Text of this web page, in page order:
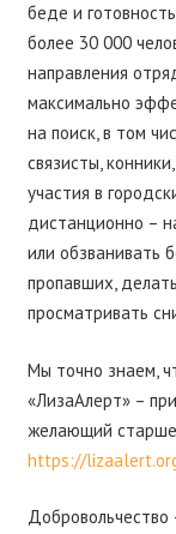
беде и
более 30 000
направления
максимально
на поиск, в том
связисты,
участия в
дистанционно –
или обзванивать
пропавших,
просматривать
Мы точно знаем,
«ЛизаАлерт» –
желающий старше
https://
Добровольчество